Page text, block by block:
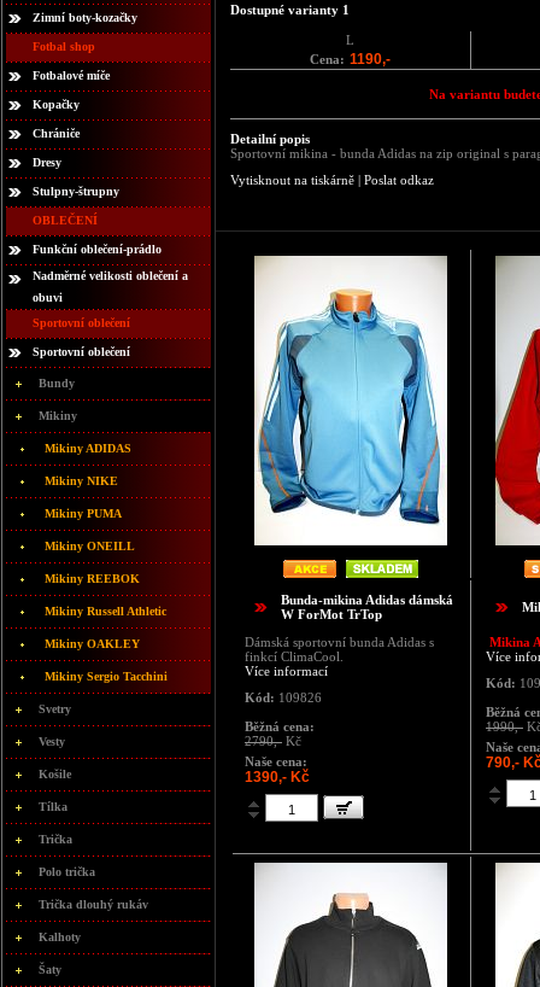
Zimní boty-kozačky
Fotbal shop
Fotbalové míče
Kopačky
Chrániče
Dresy
Stulpny-štrupny
OBLEČENÍ
Funkční oblečení-prádlo
Nadměrné velikosti oblečení a
obuvi
Sportovní oblečení
Sportovní oblečení
Bundy
Mikiny
Mikiny ADIDAS
Mikiny NIKE
Mikiny PUMA
Mikiny ONEILL
Mikiny REEBOK
Mikiny Russell Athletic
Mikiny OAKLEY
Mikiny Sergio Tacchini
Svetry
Vesty
Košile
Tílka
Trička
Polo trička
Trička dlouhý rukáv
Kalhoty
Šaty
Dostupné varianty 1
L
Cena: 1190,-
Na variantu
Detailní popis
Sportovní mikina - bunda Adidas na zip original s
Vytisknout na tiskárně | Poslat odkaz
Bunda-mikina Adidas dámská
W ForMot TrTop
Dámská sportovní bunda Adidas s
finkcí ClimaCool.
Více informací
Kód: 109826
Běžná cena:
2790,- Kč
Naše cena:
1390,- Kč
Mikina
Více
Kód:
Běžná
1990,-
Naše
790,-